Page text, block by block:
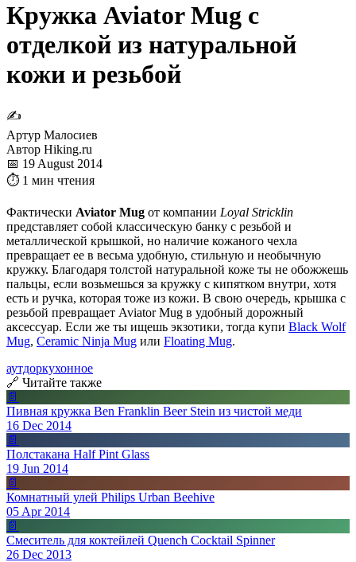
Кружка Aviator Mug с
отделкой из натуральной
кожи и резьбой
✍
Артур Малосиев
Автор Hiking.ru
📅 19 August 2014
⏱ 1 мин чтения
Фактически Aviator Mug от компании Loyal Stricklin
представляет собой классическую банку с резьбой и
металлической крышкой, но наличие кожаного чехла
превращает ее в весьма удобную, стильную и необычную
кружку. Благодаря толстой натуральной коже ты не обожжешь
пальцы, если возьмешься за кружку с кипятком внутри, хотя
есть и ручка, которая тоже из кожи. В свою очередь, крышка с
резьбой превращает Aviator Mug в удобный дорожный
аксессуар. Если же ты ищешь экзотики, тогда купи Black Wolf
Mug, Ceramic Ninja Mug или Floating Mug.
аутдоркухонное
🔗 Читайте также
📄
Пивная кружка Ben Franklin Beer Stein из чистой меди
16 Dec 2014
📄
Полстакана Half Pint Glass
19 Jun 2014
📄
Комнатный улей Philips Urban Beehive
05 Apr 2014
📄
Смеситель для коктейлей Quench Cocktail Spinner
26 Dec 2013